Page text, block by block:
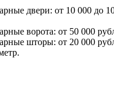
двери: от 10 000 до
ворота: от 50 000
шторы: от 20 000